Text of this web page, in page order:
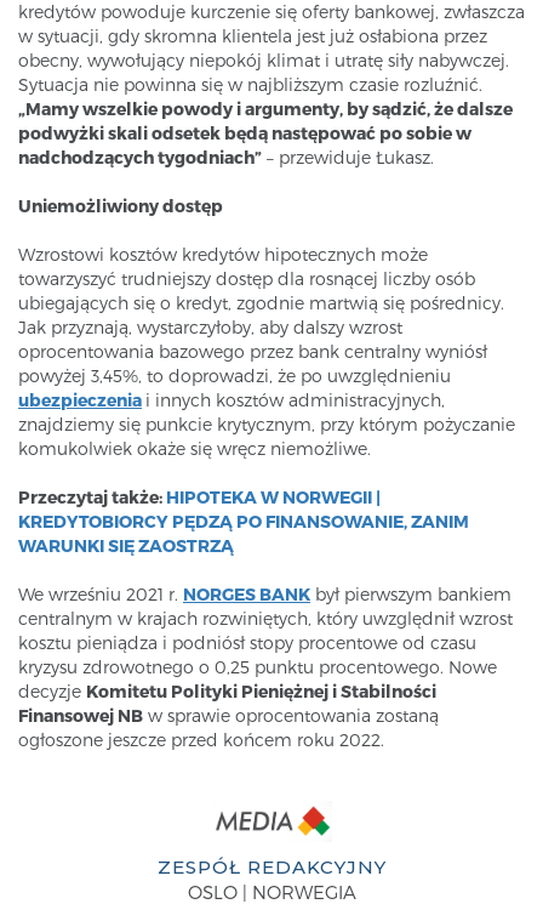
kredytów powoduje kurczenie się oferty bankowej, zwłaszcza
w sytuacji, gdy skromna klientela jest już osłabiona przez
obecny, wywołujący niepokój klimat i utratę siły nabywczej.
Sytuacja nie powinna się w najbliższym czasie rozluźnić.
„Mamy wszelkie powody i argumenty, by sądzić, że dalsze
podwyżki skali odsetek będą następować po sobie w
nadchodzących tygodniach” – przewiduje Łukasz.
Uniemożliwiony dostęp
Wzrostowi kosztów kredytów hipotecznych może
towarzyszyć trudniejszy dostęp dla rosnącej liczby osób
ubiegających się o kredyt, zgodnie martwią się pośrednicy.
Jak przyznają, wystarczyłoby, aby dalszy wzrost
oprocentowania bazowego przez bank centralny wyniósł
powyżej 3,45%, to doprowadzi, że po uwzględnieniu
ubezpieczenia i innych kosztów administracyjnych,
znajdziemy się punkcie krytycznym, przy którym pożyczanie
komukolwiek okaże się wręcz niemożliwe.
Przeczytaj także: HIPOTEKA W NORWEGII |
KREDYTOBIORCY PĘDZĄ PO FINANSOWANIE, ZANIM
WARUNKI SIĘ ZAOSTRZĄ
We wrześniu 2021 r. NORGES BANK był pierwszym bankiem
centralnym w krajach rozwiniętych, który uwzględnił wzrost
kosztu pieniądza i podniósł stopy procentowe od czasu
kryzysu zdrowotnego o 0,25 punktu procentowego. Nowe
decyzje Komitetu Polityki Pieniężnej i Stabilności
Finansowej NB w sprawie oprocentowania zostaną
ogłoszone jeszcze przed końcem roku 2022.
ZESPÓŁ REDAKCYJNY
OSLO | NORWEGIA